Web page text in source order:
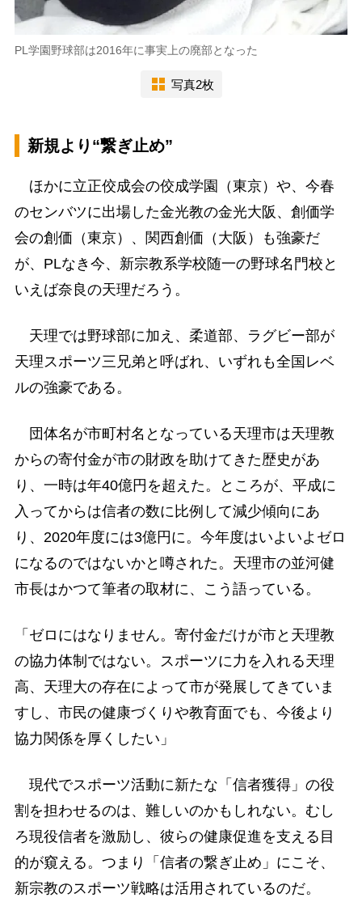
PL学園野球部は2016年に事実上の廃部となった
写真2枚
新規より“繋ぎ止め”
ほかに立正佼成会の佼成学園（東京）や、今春
のセンバツに出場した金光教の金光大阪、創価学
会の創価（東京）、関西創価（大阪）も強豪だ
が、PLなき今、新宗教系学校随一の野球名門校と
いえば奈良の天理だろう。
天理では野球部に加え、柔道部、ラグビー部が
天理スポーツ三兄弟と呼ばれ、いずれも全国レベ
ルの強豪である。
団体名が市町村名となっている天理市は天理教
からの寄付金が市の財政を助けてきた歴史があ
り、一時は年40億円を超えた。ところが、平成に
入ってからは信者の数に比例して減少傾向にあ
り、2020年度には3億円に。今年度はいよいよゼロ
になるのではないかと噂された。天理市の並河健
市長はかつて筆者の取材に、こう語っている。
「ゼロにはなりません。寄付金だけが市と天理教
の協力体制ではない。スポーツに力を入れる天理
高、天理大の存在によって市が発展してきていま
すし、市民の健康づくりや教育面でも、今後より
協力関係を厚くしたい」
現代でスポーツ活動に新たな「信者獲得」の役
割を担わせるのは、難しいのかもしれない。むし
ろ現役信者を激励し、彼らの健康促進を支える目
的が窺える。つまり「信者の繋ぎ止め」にこそ、
新宗教のスポーツ戦略は活用されているのだ。